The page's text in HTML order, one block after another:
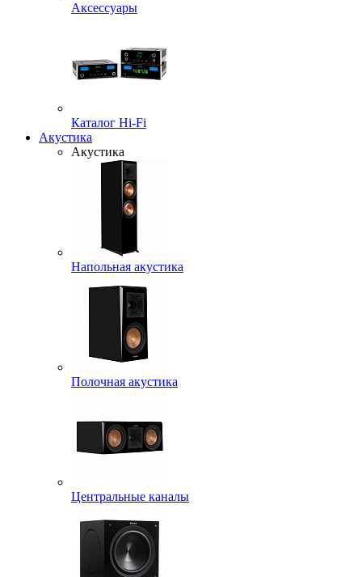
Аксессуары
Каталог Hi-Fi
Акустика
Акустика
Напольная акустика
Полочная акустика
Центральные каналы